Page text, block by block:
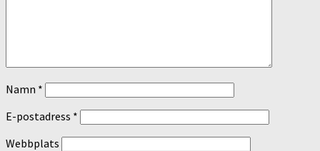
Namn *
E-postadress *
Webbplats